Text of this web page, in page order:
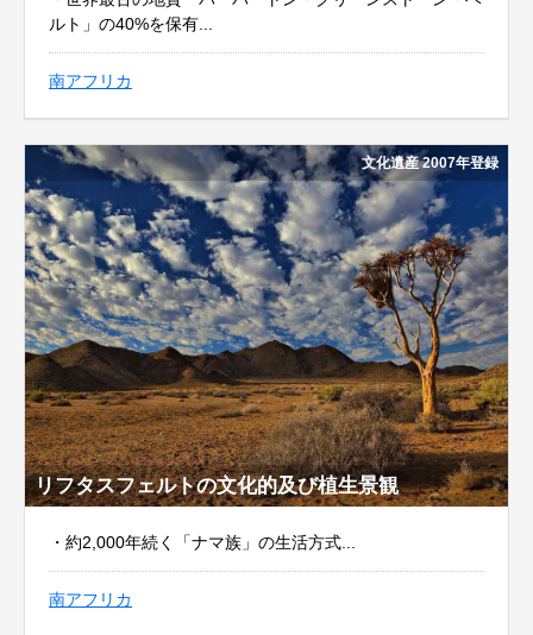
ルト」の40%を保有...
南アフリカ
リフタスフェルトの文化的及び植生景観
文化遺産 2007年登録
・約2,000年続く「ナマ族」の生活方式...
南アフリカ